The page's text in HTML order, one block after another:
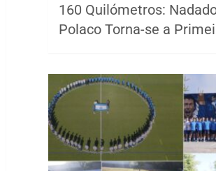
160 Quilómetros:
Polaco Torna-se a